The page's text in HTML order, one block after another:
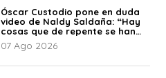
Óscar Custodio pone en duda
video de Naldy Saldaña: “Hay
cosas que de repente se han
editado”
07 Ago 2026